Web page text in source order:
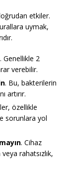
etkiler.
uymak,
. Genellikle 2
verebilir.
. Bu, bakterilerin
artırır.
özellikle
sorunlara yol
. Cihaz
rahatsızlık,